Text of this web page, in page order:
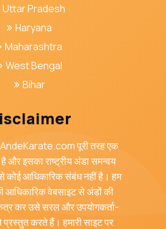
Uttar Pradesh
Haryana
Maharashtra
West Bengal
Bihar
AndeKarate.com पूरी तरह एक
और इसका राष्ट्रीय अंडा समन्वय
कोई आधिकारिक संबंध नहीं है। हम
वेबसाइट से अंडों की
कर उसे सरल और उपयोगकर्ता-
करते हैं। हमारी साइट पर